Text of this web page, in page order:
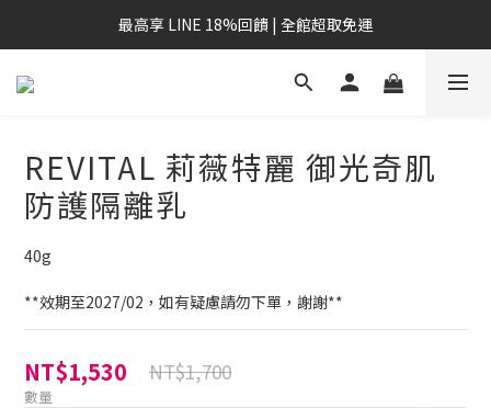
最高享 LINE 18%回饋 | 全館超取免運
REVITAL 莉薇特麗 御光奇肌
防護隔離乳
40g
**效期至2027/02，如有疑慮請勿下單，謝謝**
NT$1,530 NT$1,700
數量